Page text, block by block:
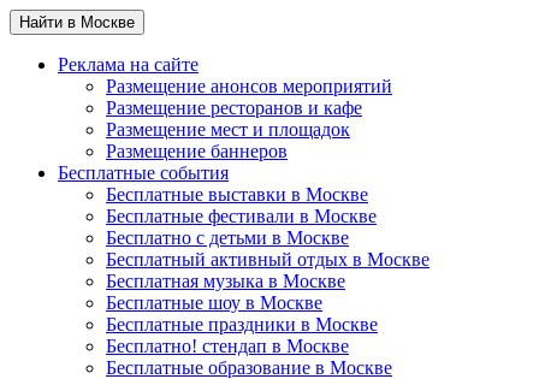
Найти в Москве
Реклама на сайте
Размещение анонсов мероприятий
Размещение ресторанов и кафе
Размещение мест и площадок
Размещение баннеров
Бесплатные события
Бесплатные выставки в Москве
Бесплатные фестивали в Москве
Бесплатно с детьми в Москве
Бесплатный активный отдых в Москве
Бесплатная музыка в Москве
Бесплатные шоу в Москве
Бесплатные праздники в Москве
Бесплатно! стендап в Москве
Бесплатные образование в Москве